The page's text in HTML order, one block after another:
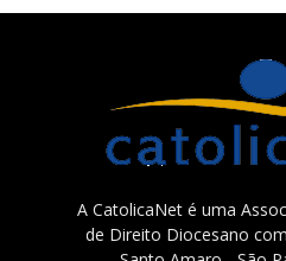
A CatolicaNet é uma
de Direito Diocesano